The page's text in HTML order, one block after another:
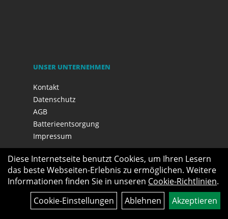
UNSER UNTERNEHMEN
Kontakt
Datenschutz
AGB
Batterieentsorgung
Impressum
Diese Internetseite benutzt Cookies, um Ihren Lesern
das beste Webseiten-Erlebnis zu ermöglichen. Weitere
Informationen finden Sie in unseren Cookie-Richtlinien.
Cookie-Einstellungen
Ablehnen Akzeptieren